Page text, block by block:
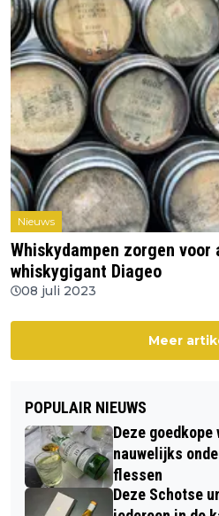
Nieuws
Whiskydampen zorgen
whiskygigant Diageo
08 juli 2023
Meer
POPULAIR NIEUWS
Deze goedkope
nauwelijks
flessen
Deze Schotse